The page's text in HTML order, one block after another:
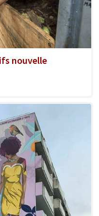
nouvelle